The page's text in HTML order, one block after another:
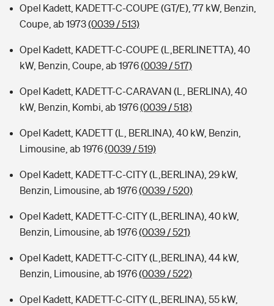
Opel Kadett, KADETT-C-COUPE (GT/E), 77 kW, Benzin,
Coupe, ab 1973(0039 / 513)
Opel Kadett, KADETT-C-COUPE (L,BERLINETTA), 40
kW, Benzin, Coupe, ab 1976(0039 / 517)
Opel Kadett, KADETT-C-CARAVAN (L, BERLINA), 40
kW, Benzin, Kombi, ab 1976(0039 / 518)
Opel Kadett, KADETT (L, BERLINA), 40 kW, Benzin,
Limousine, ab 1976(0039 / 519)
Opel Kadett, KADETT-C-CITY (L,BERLINA), 29 kW,
Benzin, Limousine, ab 1976(0039 / 520)
Opel Kadett, KADETT-C-CITY (L,BERLINA), 40 kW,
Benzin, Limousine, ab 1976(0039 / 521)
Opel Kadett, KADETT-C-CITY (L,BERLINA), 44 kW,
Benzin, Limousine, ab 1976(0039 / 522)
Opel Kadett, KADETT-C-CITY (L,BERLINA), 55 kW,